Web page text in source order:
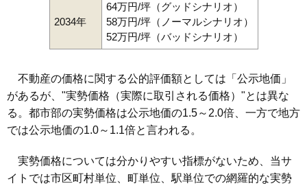
2034年
64万円/坪（グッドシナリオ）
58万円/坪（ノーマルシナリオ）
52万円/坪（バッドシナリオ）
不動産の価格に関する公的評価額としては「公示地価」
があるが、"実勢価格（実際に取引される価格）"とは異な
る。都市部の実勢価格は公示地価の1.5～2.0倍、一方で地方
では公示地価の1.0～1.1倍と言われる。
実勢価格については分かりやすい指標がないため、当サ
イトでは市区町村単位、町単位、駅単位での網羅的な実勢